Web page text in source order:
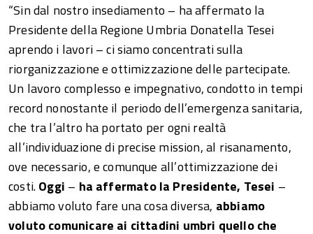
“Sin dal nostro insediamento – ha affermato la
Presidente della Regione Umbria Donatella Tesei
aprendo i lavori – ci siamo concentrati sulla
riorganizzazione e ottimizzazione delle partecipate.
Un lavoro complesso e impegnativo, condotto in tempi
record nonostante il periodo dell’emergenza sanitaria,
che tra l’altro ha portato per ogni realtà
all’individuazione di precise mission, al risanamento,
ove necessario, e comunque all’ottimizzazione dei
costi.Oggi – ha affermato la Presidente, Tesei –
abbiamo voluto fare una cosa diversa, abbiamo
voluto comunicare ai cittadini umbri quello che